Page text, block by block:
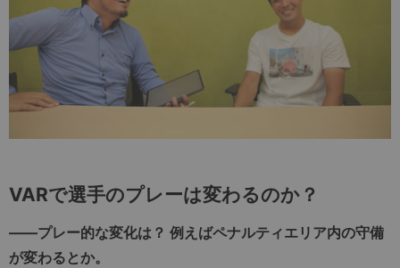
VARで選手のプレーは変わるのか？
――プレー的な変化は？ 例えばペナルティエリア内の守備
が変わるとか。